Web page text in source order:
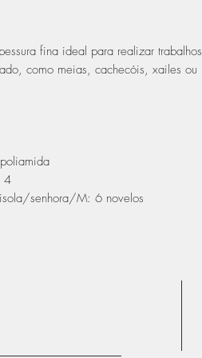
fina ideal para realizar trabalhos
como meias, cachecóis, xailes ou
4
senhora/M: 6 novelos